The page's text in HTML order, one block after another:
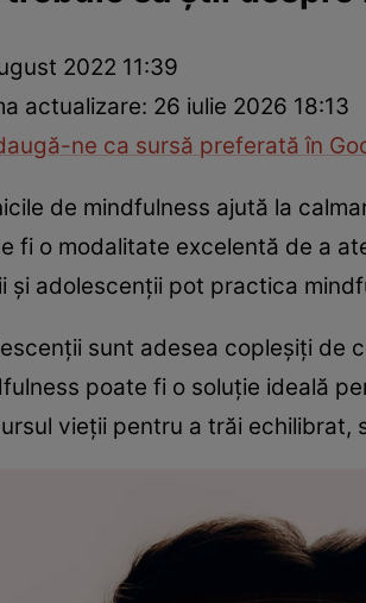
naturisteMedicii răspund
2022 11:39
actualizare: 26 iulie 2026 18:13
ne ca sursă preferată în
de mindfulness ajută la
fi o modalitate excelentă de a
și adolescenții pot practica
sunt adesea copleșiți de
poate fi o soluție ideală
vieții pentru a trăi echilibrat,